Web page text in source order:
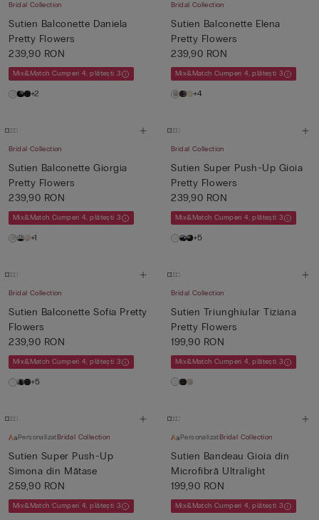
Bridal Collection
Sutien Balconette Daniela
Pretty Flowers
239,90 RON
Mix&Match Cumperi 4, plătești 3
+2
Bridal Collection
Sutien Balconette Elena
Pretty Flowers
239,90 RON
Mix&Match Cumperi 4, plătești 3
+4
Bridal Collection
Sutien Balconette Giorgia
Pretty Flowers
239,90 RON
Mix&Match Cumperi 4, plătești 3
+1
Bridal Collection
Sutien Super Push-Up Gioia
Pretty Flowers
239,90 RON
Mix&Match Cumperi 4, plătești 3
+5
Bridal Collection
Sutien Balconette Sofia Pretty
Flowers
239,90 RON
Mix&Match Cumperi 4, plătești 3
+5
Bridal Collection
Sutien Triunghiular Tiziana
Pretty Flowers
199,90 RON
Mix&Match Cumperi 4, plătești 3
PersonalizatBridal Collection
Sutien Super Push-Up
Simona din Mătase
259,90 RON
Mix&Match Cumperi 4, plătești 3
PersonalizatBridal Collection
Sutien Bandeau Gioia din
Microfibră Ultralight
199,90 RON
Mix&Match Cumperi 4, plătești 3